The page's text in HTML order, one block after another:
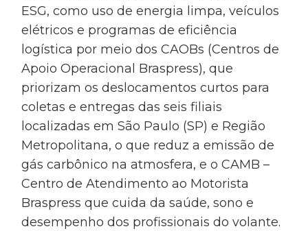
ESG, como uso de energia limpa, veículos
elétricos e programas de eficiência
logística por meio dos CAOBs (Centros de
Apoio Operacional Braspress), que
priorizam os deslocamentos curtos para
coletas e entregas das seis filiais
localizadas em São Paulo (SP) e Região
Metropolitana, o que reduz a emissão de
gás carbônico na atmosfera, e o CAMB –
Centro de Atendimento ao Motorista
Braspress que cuida da saúde, sono e
desempenho dos profissionais do volante.